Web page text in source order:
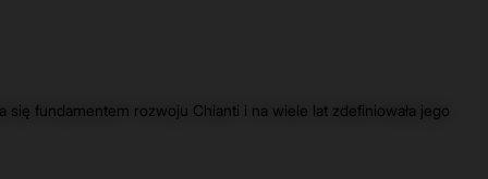
się fundamentem rozwoju Chianti i na wiele lat zdefiniowała jego